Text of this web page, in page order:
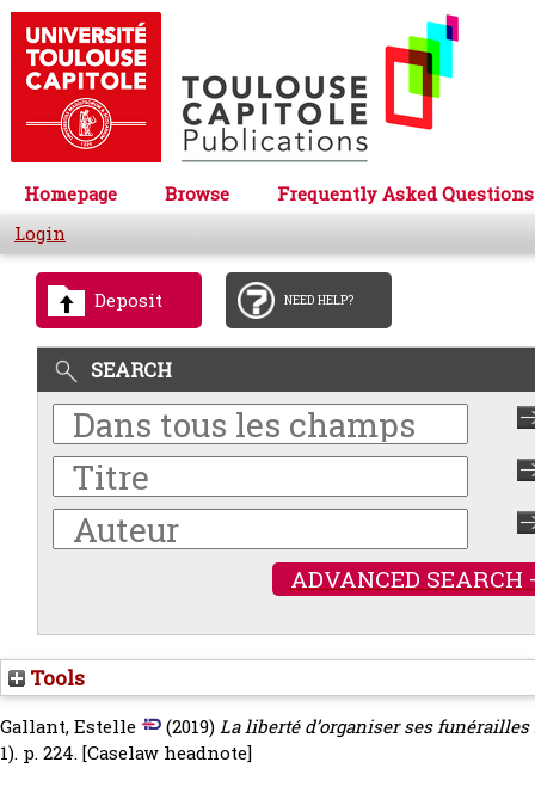
Homepage Browse
Frequently Asked Questions
Login
Deposit NEED HELP?
SEARCH
ADVANCED SEARCH
Tools
Gallant, Estelle (2019)La liberté d’organiser ses
1). p. 224.[Caselaw headnote]